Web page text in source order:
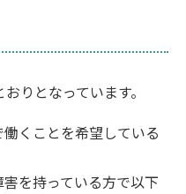
りとなっています。
くことを希望している
を持っている方で以下